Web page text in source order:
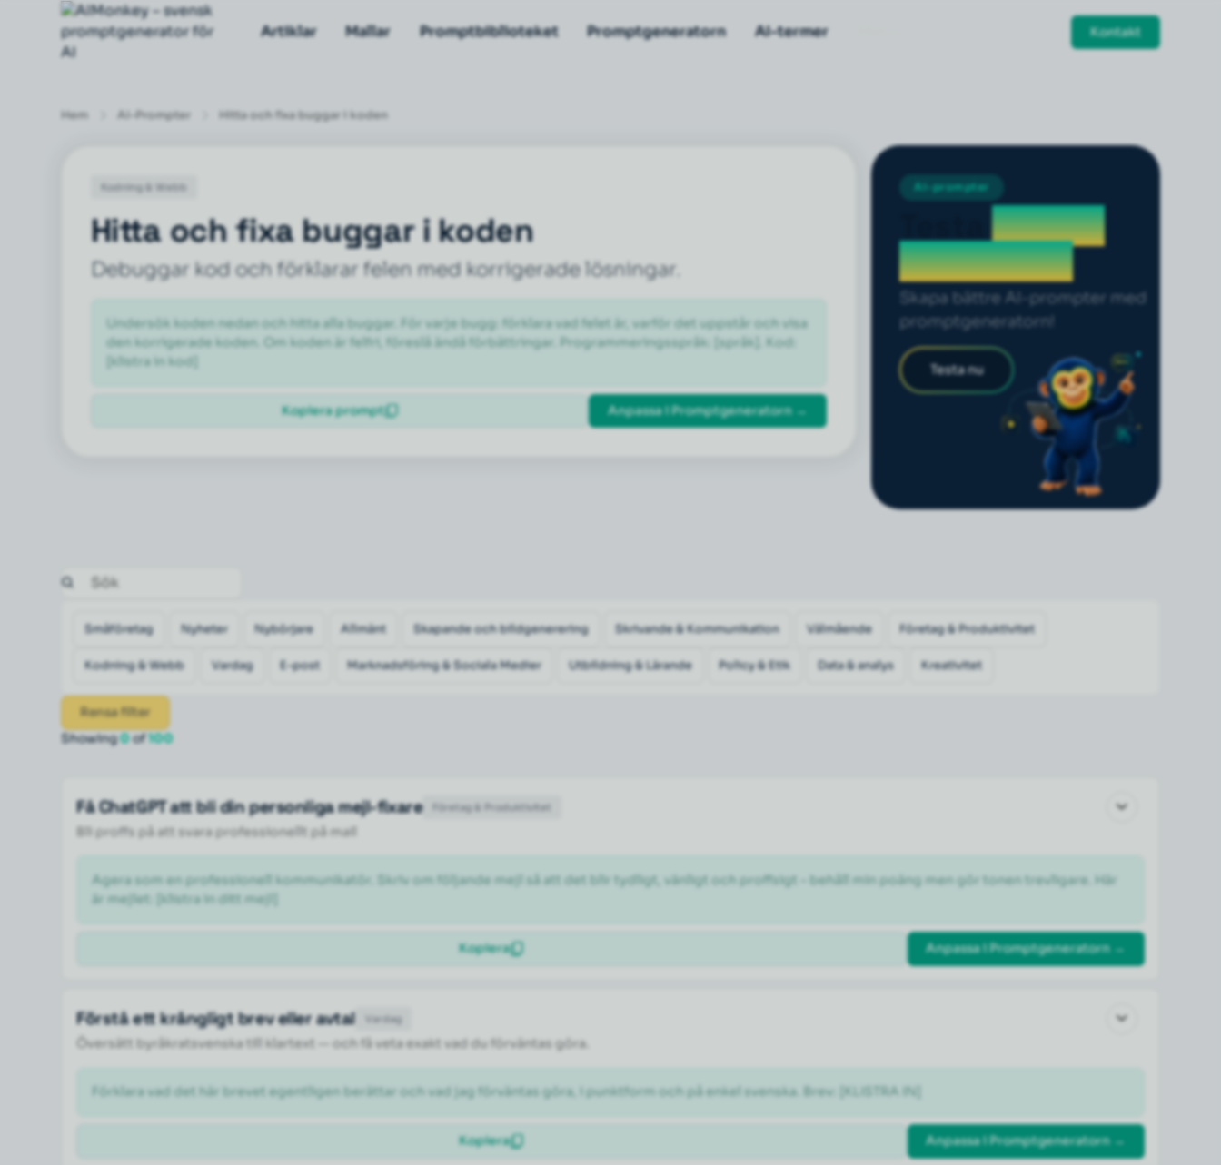
Artiklar Mallar Promptbiblioteket Promptgeneratorn AI-termer Kontakt
Hem AI-Prompter Hitta och fixa buggar i koden
Kodning & Webb
Hitta och fixa buggar i koden
Debuggar kod och förklarar felen med korrigerade lösningar.
Undersök koden nedan och hitta alla buggar. För varje bugg: förklara vad felet är, varför det uppstår och visa
den korrigerade koden. Om koden är felfri, föreslå ändå förbättringar. Programmeringsspråk: [språk]. Kod:
[klistra in kod]
Kopiera prompt Anpassa i Promptgeneratorn →
AI-prompter
Testaprompt
generatorn
Skapa bättre AI-prompter med
promptgeneratorn!
Testa nu
Småföretag Nyheter Nybörjare Allmänt Skapande och bildgenerering Skrivande & Kommunikation Välmående Företag & Produktivitet
Kodning & Webb Vardag E-post Marknadsföring & Sociala Medier Utbildning & Lärande Policy & Etik Data & analys Kreativitet
Rensa filter
Showing0of100
Företag & Produktivitet
Få ChatGPT att bli din personliga mejl-fixare
Bli proffs på att svara professionellt på mail
Agera som en professionell kommunikatör. Skriv om följande mejl så att det blir tydligt, vänligt och proffsigt – behåll min poäng men gör tonen trevligare. Här
är mejlet: [klistra in ditt mejl]
Kopiera Anpassa i Promptgeneratorn →
Vardag
Förstå ett krångligt brev eller avtal
Översätt byråkratsvenska till klartext — och få veta exakt vad du förväntas göra.
Förklara vad det här brevet egentligen berättar och vad jag förväntas göra, i punktform och på enkel svenska. Brev: [KLISTRA IN]
Kopiera Anpassa i Promptgeneratorn →